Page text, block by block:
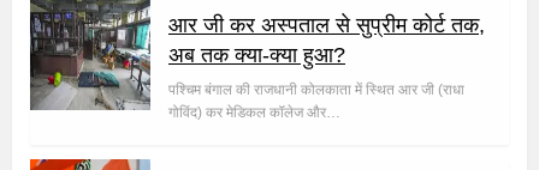
आर जी कर अस्पताल से सुप्रीम कोर्ट तक,
अब तक क्या-क्या हुआ?
पश्चिम बंगाल की राजधानी कोलकाता में स्थित आर जी (राधा
गोविंद) कर मेडिकल कॉलेज और…